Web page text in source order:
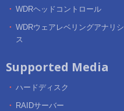
WDRヘッドコントロール
WDRウェアレベリングアナリシ
ス
Supported Media
ハードディスク
RAIDサーバー